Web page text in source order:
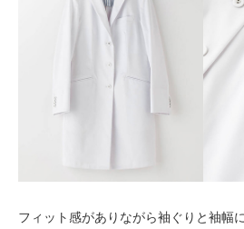
フィット感がありながら袖ぐりと袖幅